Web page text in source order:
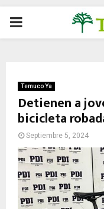
P
M
A
R
Temuco Ya
Detienen a
bicicleta
Septiembre 5, 2024